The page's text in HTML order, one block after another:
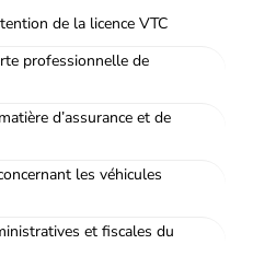
de la licence VTC
professionnelle de
d’assurance et de
les véhicules
et fiscales du